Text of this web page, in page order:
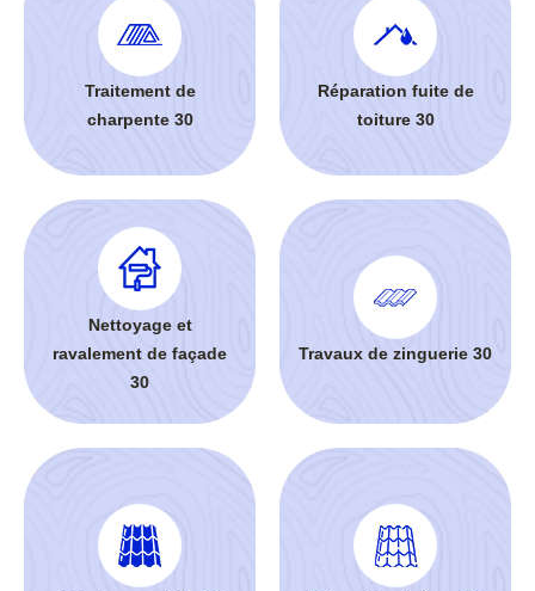
Traitement de
charpente 30
Réparation fuite de
toiture 30
Nettoyage et
ravalement de façade
30
Travaux de zinguerie 30